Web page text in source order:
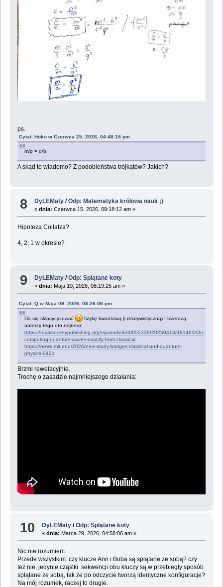
ps.
Cytat: Hoko w Czerwca 25, 2026, 04:48:18 pm
m/p = q/b
A skąd to wiadomo? Z podobieństwa trójkątów? Jakich?
8 DyLEMaty /Odp: Matematyka królowa nauk ;)
«dnia: Czerwca 15, 2026, 09:18:12 am »
Hipoteza Collatza?
4, 2, 1 w okresie?
9 DyLEMaty /Odp: Splątane koty
«dnia: Maja 10, 2026, 08:19:25 am »
Cytat: Q w Maja 09, 2026, 08:26:06 pm
Da się sklasycyzować
fizykę kwantową (i relatywistyczną) - twierdzą
autorzy tego oto pejpera:
https://royalsocietypublishing.org/rspa/article/482/2336/20250413/481461/On-
computing-quantum-waves-exactly-from-classical
https://news.mit.edu/2026/new-study-bridges-classical-and-quantum-
physics-0421
Brzmi rewelacyjnie.
Trochę o zasadzie najmniejszego działania:
10 DyLEMaty /Odp: Splątane koty
«dnia: Marca 29, 2026, 04:58:06 am »
Nic nie rozumiem.
Przede wszystkim: czy klucze Ann i Boba są splątane ze sobą? czy
też nie, jedynie cząstki sekwencji obu kluczy są w przebiegły sposób
spłątane ze sobą, tak że po odczycie tworzą identyczne konfiguracje?
Na mój rozumek, raczej to drugie.